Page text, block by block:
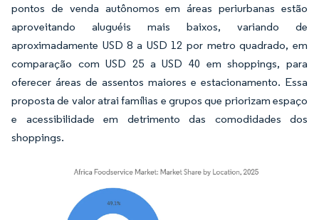
pontos de venda autônomos em áreas periurbanas estão
aproveitando aluguéis mais baixos, variando de
aproximadamente USD 8 a USD 12 por metro quadrado, em
comparação com USD 25 a USD 40 em shoppings, para
oferecer áreas de assentos maiores e estacionamento. Essa
proposta de valor atrai famílias e grupos que priorizam espaço
e acessibilidade em detrimento das comodidades dos
shoppings.